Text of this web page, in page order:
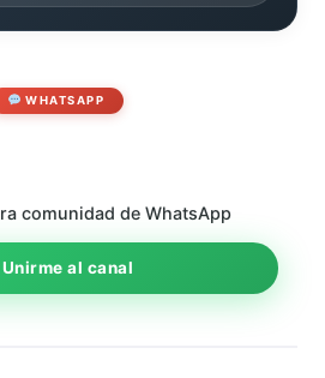
WHATSAPP
comunidad de WhatsApp
Unirme al canal